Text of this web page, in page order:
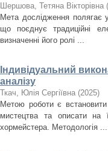
Шершова, Тетяна Вікторівна (
Мета дослідження полягає
що поєднує традиційні
визначенні його ролі ...
Індивідуальний
аналізу
Ткач, Юлія Сергіївна (2025)
Метою роботи є встановити
мистецтва та описати на
хормейстера. Методологія ...